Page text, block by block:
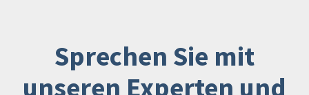
Sprechen Sie mit
unseren Experten und